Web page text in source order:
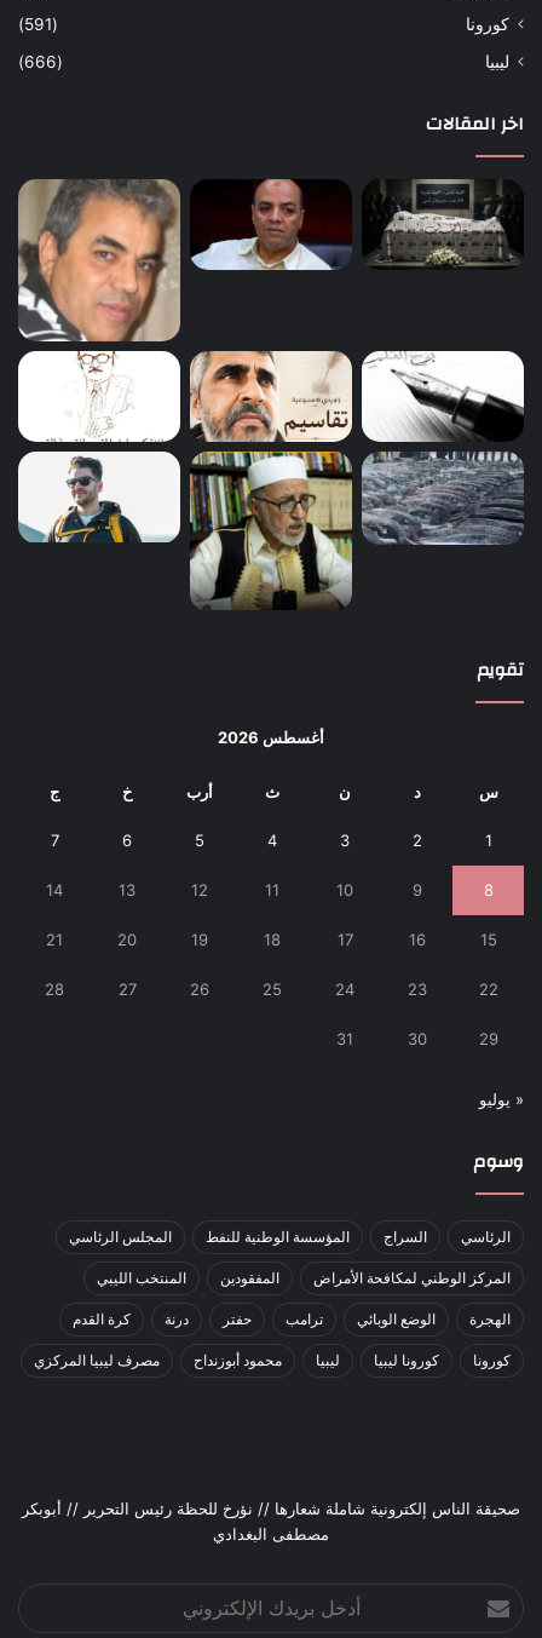
كورونا
(591)
ليبيا
(666)
اخر المقالات
تقويم
أغسطس 2026
س د ن ث أرب خ ج
1
2
3
4
5
6
7
8
9
10
11
12
13
14
15
16
17
18
19
20
21
22
23
24
25
26
27
28
29
30
31
« يوليو
وسوم
الرئاسي السراج المؤسسة الوطنية للنفط المجلس الرئاسي
المركز الوطني لمكافحة الأمراض المفقودين المنتخب الليبي
الهجرة الوضع الوبائي ترامب حفتر درنة كرة القدم
كورونا كورونا ليبيا ليبيا محمود أبوزنداح مصرف ليبيا المركزي
صحيقة الناس إلكترونية شاملة شعارها // نؤرخ للحظة رئيس التحرير // أبوبكر
مصطفى البغدادي
بريدك